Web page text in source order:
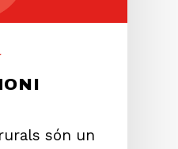
són un